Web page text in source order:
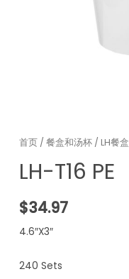
首页 /餐盒和汤杯 /LH餐盒
LH-T16 PE
$34.97
4.6″X3″
240 Sets